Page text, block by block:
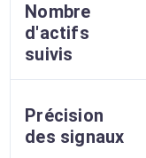
Nombre
d'actifs
suivis
Précision
des signaux